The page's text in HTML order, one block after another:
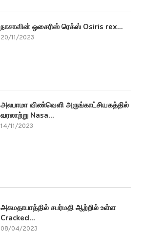
நாசாவின் ஒசைரிஸ் ரெக்ஸ் Osiris rex...
20/11/2023
அலபாமா விண்வெளி அருங்காட்சியகத்தில்
வரலாற்று Nasa...
14/11/2023
அகமதாபாத்தில் சபர்மதி ஆற்றில் உள்ள
Cracked...
08/04/2023